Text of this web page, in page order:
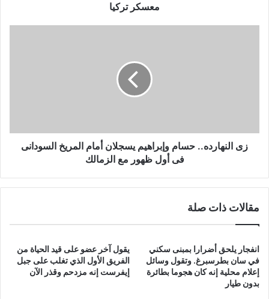
معسكر تركيا
فى
أول
الزمالك
زى النهارده.. حسام وإبراهيم يسجلان أمام المريخ السودانى
فى أول ظهور مع الزمالك
مقالات ذات صلة
انفجار يلحق أضرارا بمبنى سكني
في سان بطرسبرغ. وتقول وسائل
إعلام محلية إنه كان هجوما بطائرة
بدون طيار
يقول آخر عضو على قيد الحياة من
الفريق الأول الذي تغلب على جبل
إيفرست إنه مزدحم وقذر الآن